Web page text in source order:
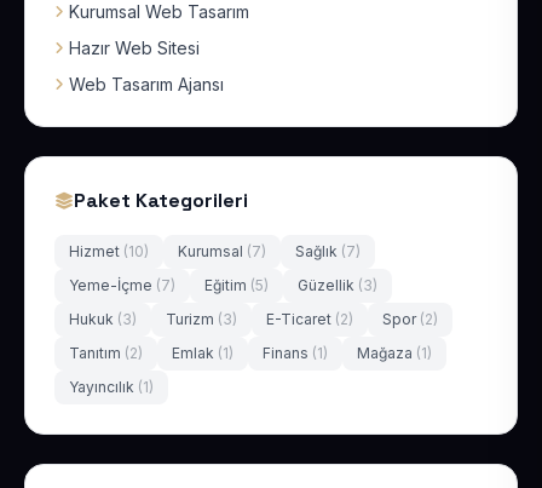
Kurumsal Web Tasarım
Hazır Web Sitesi
Web Tasarım Ajansı
Paket Kategorileri
Hizmet (10) Kurumsal (7) Sağlık (7)
Yeme-İçme (7) Eğitim (5) Güzellik (3)
Hukuk (3) Turizm (3) E-Ticaret (2) Spor (2)
Tanıtım (2) Emlak (1) Finans (1) Mağaza (1)
Yayıncılık (1)